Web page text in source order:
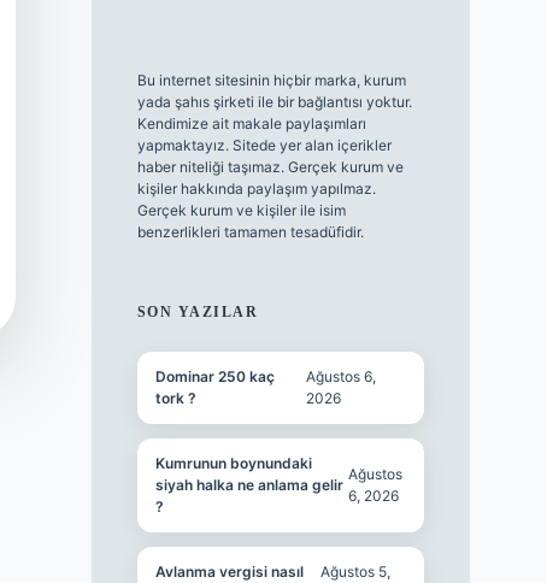
Bu internet sitesinin hiçbir marka, kurum
yada şahıs şirketi ile bir bağlantısı yoktur.
Kendimize ait makale paylaşımları
yapmaktayız. Sitede yer alan içerikler
haber niteliği taşımaz. Gerçek kurum ve
kişiler hakkında paylaşım yapılmaz.
Gerçek kurum ve kişiler ile isim
benzerlikleri tamamen tesadüfidir.
SON YAZILAR
Dominar 250 kaç
tork ?
Ağustos 6,
2026
Kumrunun boynundaki
siyah halka ne anlama gelir
?
Ağustos
6, 2026
Avlanma vergisi nasıl
Ağustos 5,